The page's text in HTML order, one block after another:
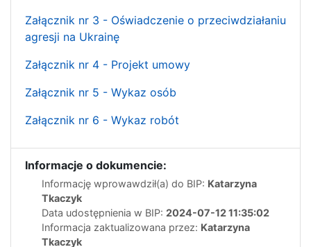
Załącznik nr 3 - Oświadczenie o przeciwdziałaniu
agresji na Ukrainę
Załącznik nr 4 - Projekt umowy
Załącznik nr 5 - Wykaz osób
Załącznik nr 6 - Wykaz robót
Informacje o dokumencie:
Informację wprowawdził(a) do BIP: Katarzyna
Tkaczyk
Data udostępnienia w BIP: 2024-07-12 11:35:02
Informacja zaktualizowana przez: Katarzyna
Tkaczyk